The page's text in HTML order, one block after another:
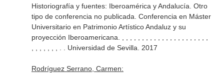
Historiografía y fuentes: Iberoamérica y Andalucía. Otro
tipo de conferencia no publicada. Conferencia en Máster
Universitario en Patrimonio Artístico Andaluz y su
proyección Iberoamericana. , , , , , , , , , , , , , , , , , , , , , ,
, , , , , , , . . Universidad de Sevilla. 2017
Rodríguez Serrano, Carmen: